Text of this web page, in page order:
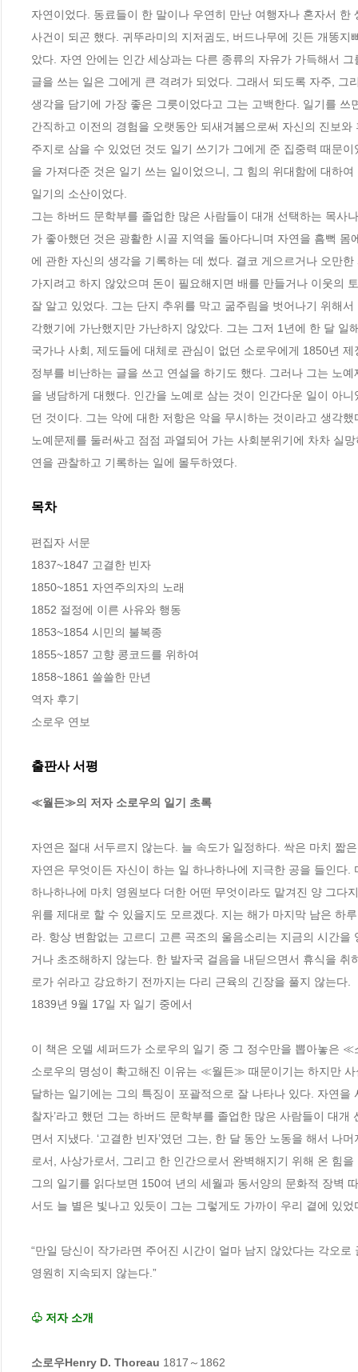
자연이었다. 동료들이 한 말이나 우연히 만난 여행자나 혼자서
사건이 되곤 했다. 귀뚜라미의 지저귐도, 버드나무에 깃든 개똥
았다. 자연 안에는 인간 세상과는 다른 종류의 자유가 가득해서
글을 쓰는 일은 그에게 큰 격려가 되었다. 그래서 되도록 자주,
생각을 담기에 가장 좋은 그릇이었다고 그는 고백한다. 일기를
간직하고 이전의 경험을 오랫동안 되새겨봄으로써 자신의 진보
주지로 삼을 수 있었던 것도 일기 쓰기가 그에게 준 집중력 때문
을 가져다준 것은 일기 쓰는 일이었으니, 그 힘의 위대함에 대하
일기의 소산이었다.
그는 하버드 문학부를 졸업한 많은 사람들이 대개 선택하는 목
가 좋아했던 것은 광활한 시골 지역을 돌아다니며 자연을 흠뻑
에 관한 자신의 생각을 기록하는 데 썼다. 결코 게으르거나 오만
가지려고 하지 않았으며 돈이 필요해지면 배를 만들거나 이웃의
잘 알고 있었다. 그는 단지 추위를 막고 굶주림을 벗어나기 위해
각했기에 가난했지만 가난하지 않았다. 그는 그저 1년에 한 달
국가나 사회, 제도들에 대체로 관심이 없던 소로우에게 1850년
정부를 비난하는 글을 쓰고 연설을 하기도 했다. 그러나 그는 노
을 냉담하게 대했다. 인간을 노예로 삼는 것이 인간다운 일이 아
던 것이다. 그는 악에 대한 저항은 악을 무시하는 것이라고 생각
노예문제를 둘러싸고 점점 과열되어 가는 사회분위기에 차차 실
연을 관찰하고 기록하는 일에 몰두하였다.
목차
편집자 서문
1837~1847 고결한 빈자
1850~1851 자연주의자의 노래
1852 절정에 이른 사유와 행동
1853~1854 시민의 불복종
1855~1857 고향 콩코드를 위하여
1858~1861 쓸쓸한 만년
역자 후기
소로우 연보
출판사 서평
≪월든≫의 저자 소로우의 일기 초록
자연은 절대 서두르지 않는다. 늘 속도가 일정하다. 싹은 마치 짧
자연은 무엇이든 자신이 하는 일 하나하나에 지극한 공을 들인다
하나하나에 마치 영원보다 더한 어떤 무엇이라도 맡겨진 양 그다
위를 제대로 할 수 있을지도 모르겠다. 지는 해가 마지막 남은 하
라. 항상 변함없는 고르디 고른 곡조의 울음소리는 지금의 시간
거나 초조해하지 않는다. 한 발자국 걸음을 내딛으면서 휴식을
로가 쉬라고 강요하기 전까지는 다리 근육의 긴장을 풀지 않는다.
1839년 9월 17일 자 일기 중에서
이 책은 오델 셰퍼드가 소로우의 일기 중 그 정수만을 뽑아놓은
소로우의 명성이 확고해진 이유는 ≪월든≫ 때문이기는 하지만
달하는 일기에는 그의 특징이 포괄적으로 잘 나타나 있다. 자연
찰자’라고 했던 그는 하버드 문학부를 졸업한 많은 사람들이 대
면서 지냈다. ‘고결한 빈자’였던 그는, 한 달 동안 노동을 해서 나
로서, 사상가로서, 그리고 한 인간으로서 완벽해지기 위해 온 힘을
그의 일기를 읽다보면 150여 년의 세월과 동서양의 문화적 장벽
서도 늘 별은 빛나고 있듯이 그는 그렇게도 가까이 우리 곁에 있
“만일 당신이 작가라면 주어진 시간이 얼마 남지 않았다는 각오
영원히 지속되지 않는다.”
♧ 저자 소개
소로우Henry D. Thoreau 1817～1862